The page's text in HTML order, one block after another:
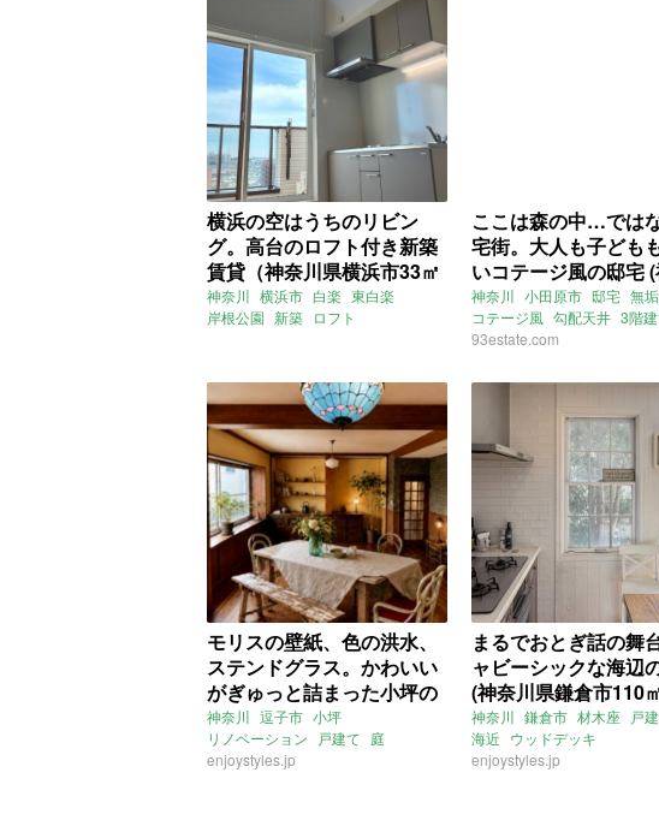
横浜の空はうちのリビン
グ。高台のロフト付き新築
賃貸（神奈川県横浜市33㎡
の賃貸物件）
神奈川 横浜市 白楽 東白楽
岸根公園 新築 ロフト
ここは森の中…では
宅街。大人も子ども
いコテージ風の邸宅
川県小田原市225㎡の
物件)
神奈川 小田原市 邸宅 無
コテージ風 勾配天井 3階
ウッドデッキ
93estate.com
モリスの壁紙、色の洪水、
ステンドグラス。かわいい
がぎゅっと詰まった小坪の
戸建て (神奈川県逗子市135
㎡の売買物件)
神奈川 逗子市 小坪
リノベーション
戸建て 庭
ウィリアム・モリス
enjoystyles.jp
まるでおとぎ話の舞
ャビーシックな海辺
(神奈川県鎌倉市110
買物件)
神奈川 鎌倉市 材木座 戸
海近 ウッドデッキ
シャビーシック
enjoystyles.jp